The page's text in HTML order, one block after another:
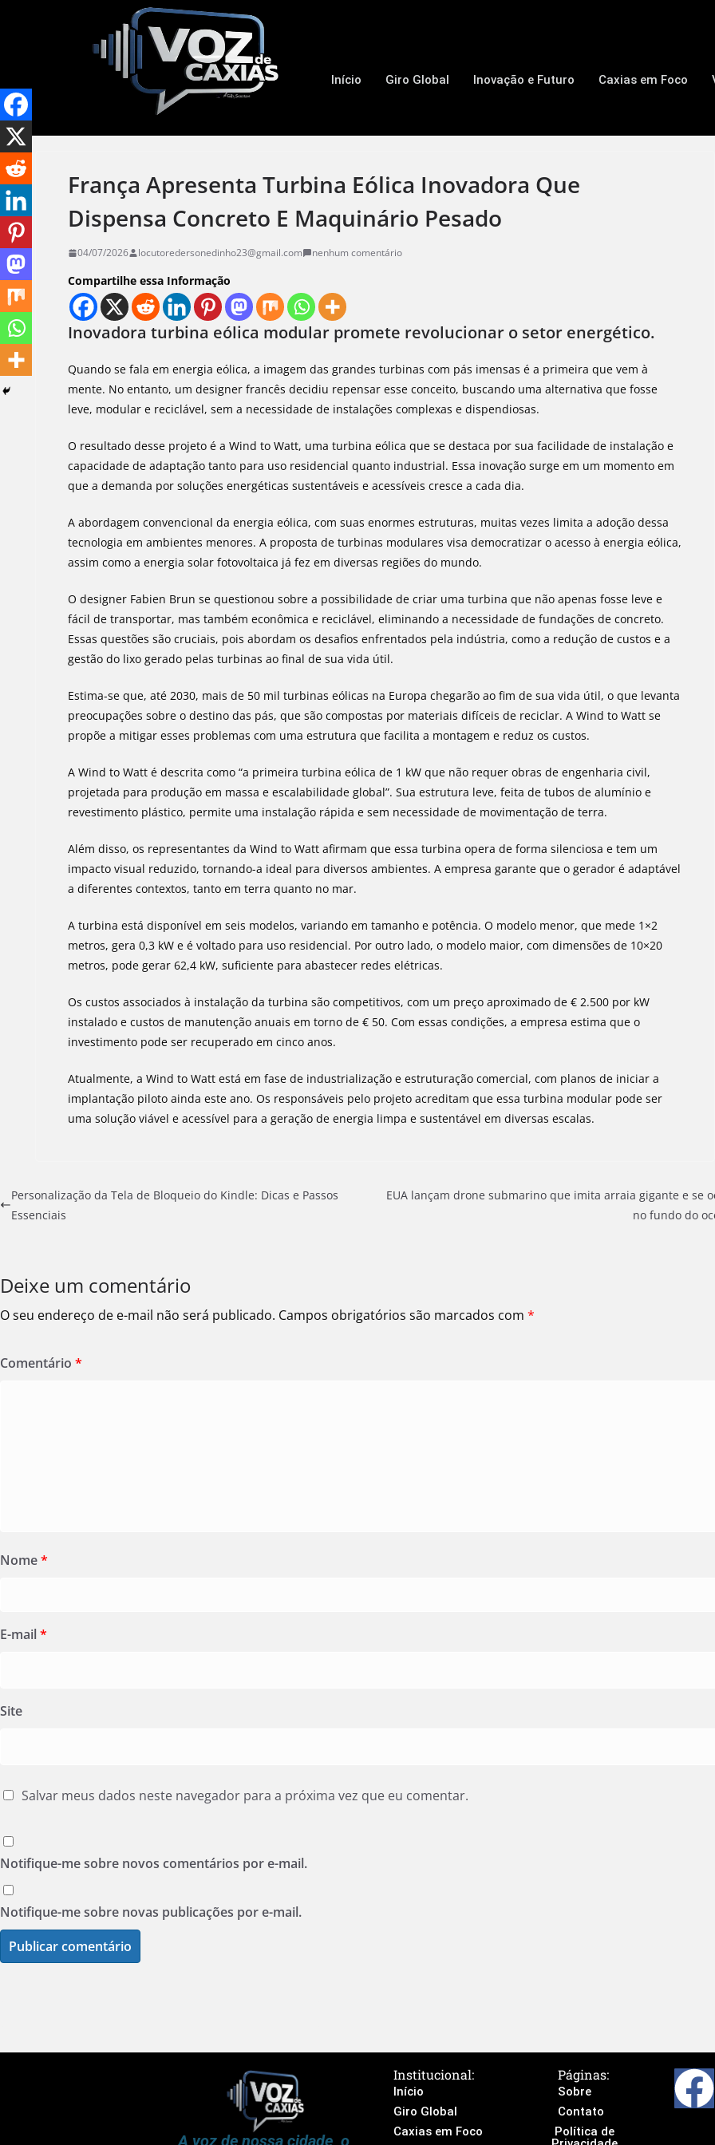
Início Giro Global Inovação e Futuro Caxias em Foco
França Apresenta Turbina Eólica Inovadora Que
Dispensa Concreto E Maquinário Pesado
04/07/2026 locutoredersonedinho23@gmail.com nenhum comentário
Compartilhe essa Informação
Inovadora turbina eólica modular promete revolucionar o setor energético.
Quando se fala em energia eólica, a imagem das grandes turbinas com pás imensas é a primeira que vem à
mente. No entanto, um designer francês decidiu repensar esse conceito, buscando uma alternativa que fosse
leve, modular e reciclável, sem a necessidade de instalações complexas e dispendiosas.
O resultado desse projeto é a Wind to Watt, uma turbina eólica que se destaca por sua facilidade de instalação e
capacidade de adaptação tanto para uso residencial quanto industrial. Essa inovação surge em um momento em
que a demanda por soluções energéticas sustentáveis e acessíveis cresce a cada dia.
A abordagem convencional da energia eólica, com suas enormes estruturas, muitas vezes limita a adoção dessa
tecnologia em ambientes menores. A proposta de turbinas modulares visa democratizar o acesso à energia eólica,
assim como a energia solar fotovoltaica já fez em diversas regiões do mundo.
O designer Fabien Brun se questionou sobre a possibilidade de criar uma turbina que não apenas fosse leve e
fácil de transportar, mas também econômica e reciclável, eliminando a necessidade de fundações de concreto.
Essas questões são cruciais, pois abordam os desafios enfrentados pela indústria, como a redução de custos e a
gestão do lixo gerado pelas turbinas ao final de sua vida útil.
Estima-se que, até 2030, mais de 50 mil turbinas eólicas na Europa chegarão ao fim de sua vida útil, o que levanta
preocupações sobre o destino das pás, que são compostas por materiais difíceis de reciclar. A Wind to Watt se
propõe a mitigar esses problemas com uma estrutura que facilita a montagem e reduz os custos.
A Wind to Watt é descrita como “a primeira turbina eólica de 1 kW que não requer obras de engenharia civil,
projetada para produção em massa e escalabilidade global”. Sua estrutura leve, feita de tubos de alumínio e
revestimento plástico, permite uma instalação rápida e sem necessidade de movimentação de terra.
Além disso, os representantes da Wind to Watt afirmam que essa turbina opera de forma silenciosa e tem um
impacto visual reduzido, tornando-a ideal para diversos ambientes. A empresa garante que o gerador é adaptável
a diferentes contextos, tanto em terra quanto no mar.
A turbina está disponível em seis modelos, variando em tamanho e potência. O modelo menor, que mede 1×2
metros, gera 0,3 kW e é voltado para uso residencial. Por outro lado, o modelo maior, com dimensões de 10×20
metros, pode gerar 62,4 kW, suficiente para abastecer redes elétricas.
Os custos associados à instalação da turbina são competitivos, com um preço aproximado de € 2.500 por kW
instalado e custos de manutenção anuais em torno de € 50. Com essas condições, a empresa estima que o
investimento pode ser recuperado em cinco anos.
Atualmente, a Wind to Watt está em fase de industrialização e estruturação comercial, com planos de iniciar a
implantação piloto ainda este ano. Os responsáveis pelo projeto acreditam que essa turbina modular pode ser
uma solução viável e acessível para a geração de energia limpa e sustentável em diversas escalas.
Personalização da Tela de Bloqueio do Kindle: Dicas e Passos
Essenciais
EUA lançam drone submarino que imita arraia gigante e se
no fundo do
Deixe um comentário
O seu endereço de e-mail não será publicado. Campos obrigatórios são marcados com *
Comentário *
Nome*
E-mail*
Site
Salvar meus dados neste navegador para a próxima vez que eu comentar.
Notifique-me sobre novos comentários por e-mail.
Notifique-me sobre novas publicações por e-mail.
Institucional:
Início
Giro Global
Caxias em Foco
Páginas:
Sobre
Contato
Política de